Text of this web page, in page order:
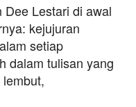
Lestari di awal
kejujuran
setiap
dalam tulisan yang